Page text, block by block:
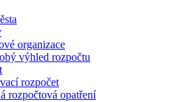
organizace
výhled rozpočtu
rozpočet
rozpočtová opatření